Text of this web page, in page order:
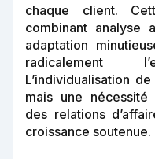
chaque client.
combinant analyse
adaptation
radicalement
L’individualisation
mais une
des relations
croissance soutenue.